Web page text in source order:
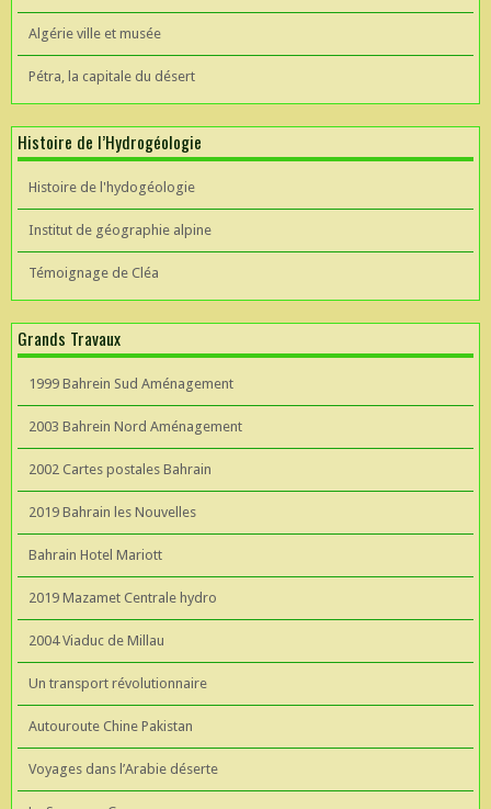
Algérie ville et musée
Pétra, la capitale du désert
Histoire de l’Hydrogéologie
Histoire de l'hydogéologie
Institut de géographie alpine
Témoignage de Cléa
Grands Travaux
1999 Bahrein Sud Aménagement
2003 Bahrein Nord Aménagement
2002 Cartes postales Bahrain
2019 Bahrain les Nouvelles
Bahrain Hotel Mariott
2019 Mazamet Centrale hydro
2004 Viaduc de Millau
Un transport révolutionnaire
Autouroute Chine Pakistan
Voyages dans l’Arabie déserte